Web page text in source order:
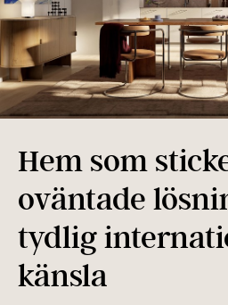
Hem som
oväntade
tydlig
känsla